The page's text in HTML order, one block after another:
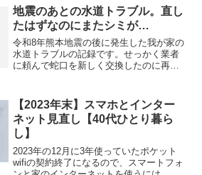
たが、4000円以上値下...
地震のあとの水道トラブル。直し
たはずなのにまたシミが…
令和8年熊本地震の後に発生した我が家の
水道トラブルの記録です。せっかく業者
に頼んで蛇口を新しく交換したのに再び
した。
【2023年末】スマホとインター
ネット見直し【40代ひとり暮ら
し】
2023年の12月に3年使っていたポケット
wifiの契約終了になるので、スマートフォ